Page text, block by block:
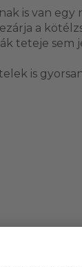
is van egy
a
teteje sem
is